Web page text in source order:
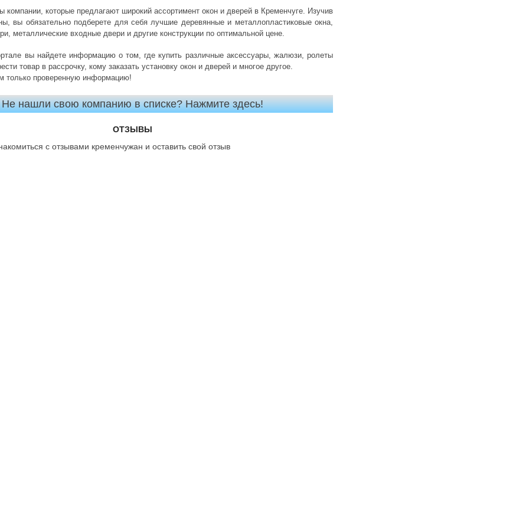
компании, которые предлагают широкий ассортимент окон и дверей в Кременчуге. Изучив
вы обязательно подберете для себя лучшие деревянные и металлопластиковые окна,
металлические входные двери и другие конструкции по оптимальной цене.
вы найдете информацию о том, где купить различные аксессуары, жалюзи, ролеты
товар в рассрочку, кому заказать установку окон и дверей и многое другое.
только проверенную информацию!
Не нашли свою компанию в списке? Нажмите здесь!
ОТЗЫВЫ
с отзывами кременчужан и оставить свой отзыв